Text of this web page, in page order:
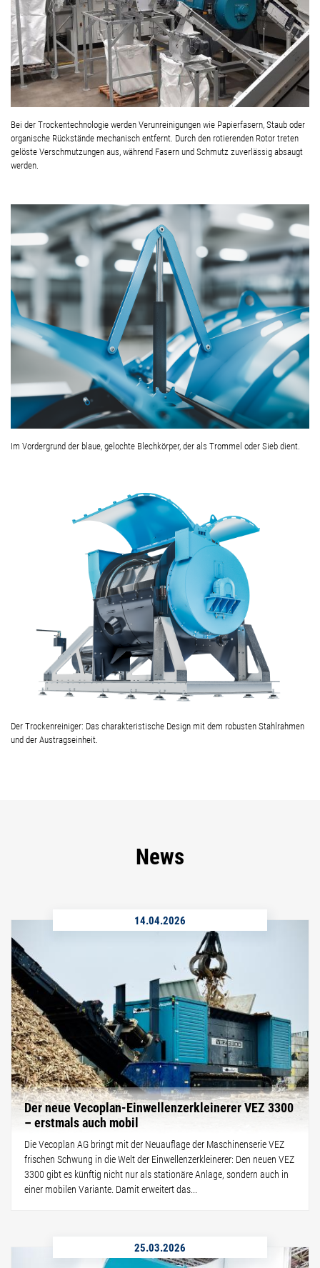
Bei der Trockentechnologie werden Verunreinigungen wie Papierfasern, Staub oder
organische Rückstände mechanisch entfernt. Durch den rotierenden Rotor treten
gelöste Verschmutzungen aus, während Fasern und Schmutz zuverlässig absaugt
werden.
Im Vordergrund der blaue, gelochte Blechkörper, der als Trommel oder Sieb dient.
Der Trockenreiniger: Das charakteristische Design mit dem robusten Stahlrahmen
und der Austragseinheit.
News
14.04.2026
Der neue Vecoplan-Einwellenzerkleinerer VEZ 3300
– erstmals auch mobil
Die Vecoplan AG bringt mit der Neuauflage der Maschinenserie VEZ
frischen Schwung in die Welt der Einwellenzerkleinerer: Den neuen VEZ
3300 gibt es künftig nicht nur als stationäre Anlage, sondern auch in
einer mobilen Variante. Damit erweitert das...
25.03.2026